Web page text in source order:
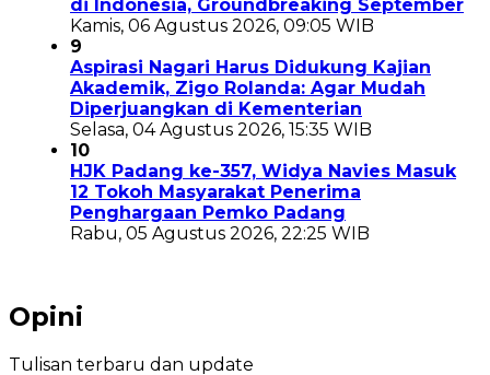
di Indonesia, Groundbreaking September
Kamis, 06 Agustus 2026, 09:05 WIB
9
Aspirasi Nagari Harus Didukung Kajian
Akademik, Zigo Rolanda: Agar Mudah
Diperjuangkan di Kementerian
Selasa, 04 Agustus 2026, 15:35 WIB
10
HJK Padang ke-357, Widya Navies Masuk
12 Tokoh Masyarakat Penerima
Penghargaan Pemko Padang
Rabu, 05 Agustus 2026, 22:25 WIB
Opini
Tulisan terbaru dan update